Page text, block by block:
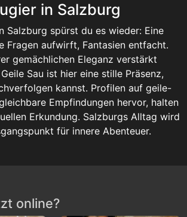
in Salzburg
Salzburg spürst du es wieder: Eine
Fragen aufwirft, Fantasien entfacht.
gemächlichen Eleganz verstärkt
Sau ist hier eine stille Präsenz,
kannst. Profilen auf geile-
Empfindungen hervor, halten
Erkundung. Salzburgs Alltag wird
für innere Abenteuer.
online?